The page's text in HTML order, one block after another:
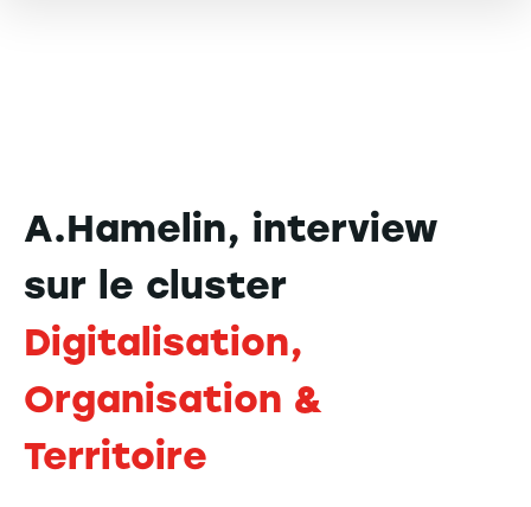
A.Hamelin, interview
sur le cluster
Digitalisation,
Organisation &
Territoire